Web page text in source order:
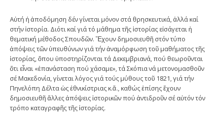
Αὐτή ἡ ἀποδόμηση δέν γίνεται μόνον στά θρησκευτικά, ἀλλά καί
στήν ἱστορία. Διότι καί γιά τό μάθημα τῆς ἱστορίας εἰσάγεται ἡ
θεματική μέθοδος Σπουδῶν. Ἔχουν δημοσιευθῆ στόν τύπο
ἀπόψεις τῶν ὑπευθύνων γιά τήν ἀναμόρφωση τοῦ μαθήματος τῆς
ἱστορίας, ὅπου ὑποστηρίζονται τά Δεκεμβριανά, πού θεωροῦνται
ὅτι εἶναι «ἐπανάσταση πού χάσαμε», τά Σκόπια νά μετονομασθοῦν
σέ Μακεδονία, γίνεται λόγος γιά τούς μύθους τοῦ 1821, γιά τήν
Πηνελόπη Δέλτα ὡς ἐθνικίστριας κ.ἄ., καθώς ἐπίσης ἔχουν
δημοσιευθῆ ἄλλες ἀπόψεις ἱστορικῶν πού ἀντιδροῦν σέ αὐτόν τόν
τρόπο καταγραφῆς τῆς ἱστορίας.